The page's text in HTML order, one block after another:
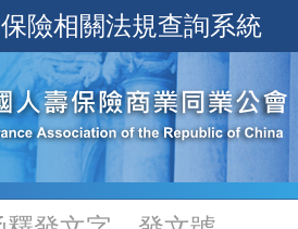
保險相關法規查詢系統